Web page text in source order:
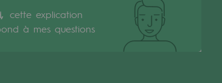
cette explication
à mes questions